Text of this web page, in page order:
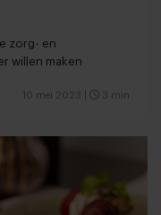
zorg- en
willen maken
10 mei 2023 3 min